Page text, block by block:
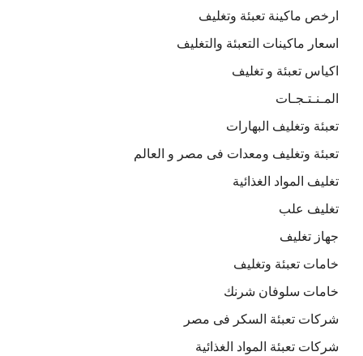
ارخص ماكينة تعبئة وتغليف
اسعار ماكينات التعبئة والتغليف
اكياس تعبئة و تغليف
المـنـتـجـات
تعبئة وتغليف البهارات
تعبئة وتغليف ومعدات فى مصر و العالم
تغليف المواد الغذائية
تغليف علب
جهاز تغليف
خامات تعبئة وتغليف
خامات سلوفان شرنك
شركات تعبئة السكر فى مصر
شركات تعبئة المواد الغذائية